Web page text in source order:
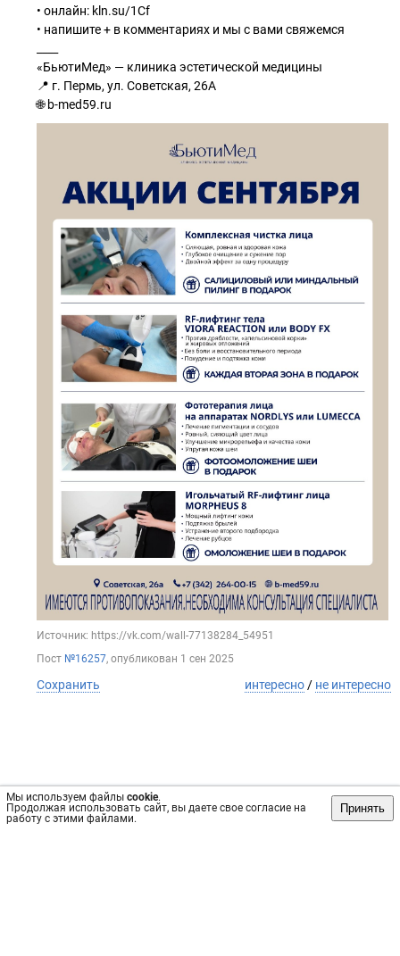
Мы используем файлы cookie.
Продолжая использовать сайт, вы даете свое согласие на
работу с этими файлами.
Принять
• онлайн: kln.su/1Cf
• напишите + в комментариях и мы с вами свяжемся
«БьютиМед» — клиника эстетической медицины
📍 г. Пермь, ул. Советская, 26А
🌐 b-med59.ru
Источник: https://vk.com/wall-77138284_54951
Пост №16257, опубликован 1 сен 2025
Сохранить интересно / не интересно
Обратная связь Инвесторам